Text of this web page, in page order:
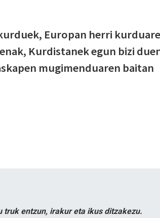
Europan herri
Kurdistanek egun bizi
mugimenduaren baitan
truk entzun, irakur eta ikus ditzakezu.